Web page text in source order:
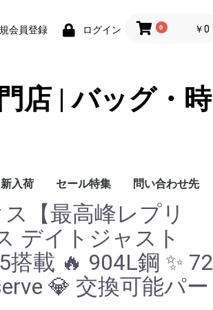
会員登録 ログイン 0 ￥0
店 | バッグ・時
新入荷 セール特集 問い合わせ先
問い合わせ先
【最高峰レプリ
デイトジャスト
搭載 🔥 904L鋼 ✨ 72
💎 交換可能パー